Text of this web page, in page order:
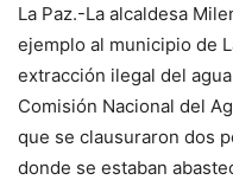
La Paz.-La alcaldesa
ejemplo al municipio de
extracción ilegal del
Comisión Nacional del
que se clausuraron dos
donde se estaban